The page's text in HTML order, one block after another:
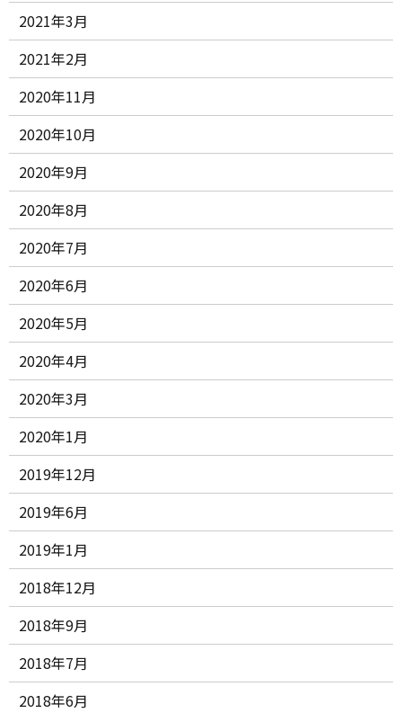
2021年3月
2021年2月
2020年11月
2020年10月
2020年9月
2020年8月
2020年7月
2020年6月
2020年5月
2020年4月
2020年3月
2020年1月
2019年12月
2019年6月
2019年1月
2018年12月
2018年9月
2018年7月
2018年6月